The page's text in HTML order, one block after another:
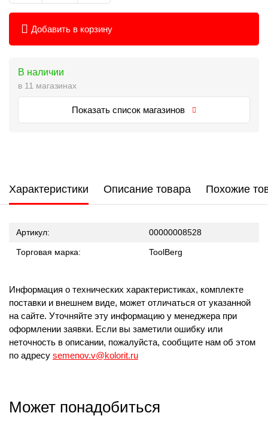
Добавить в корзину
В наличии
в 11 магазинах
Показать список магазинов
Характеристики Описание товара Похожие
Артикул: 00000008528
Торговая марка: ToolBerg
Информация о технических характеристиках, комплекте
поставки и внешнем виде, может отличаться от указанной
на сайте. Уточняйте эту информацию у менеджера при
оформлении заявки. Если вы заметили ошибку или
неточность в описании, пожалуйста, сообщите нам об этом
по адресу semenov.v@kolorit.ru
Может понадобиться